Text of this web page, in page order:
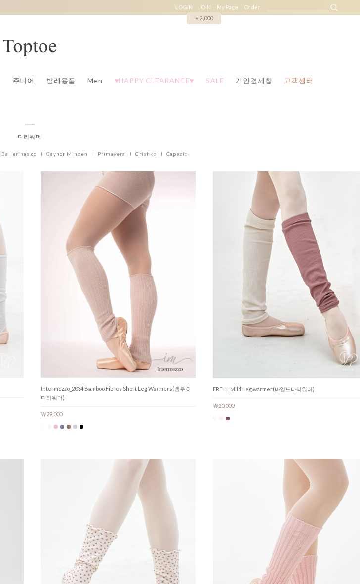
LOGIN
JOIN
+ 2,000
My Page Order
주니어 발레용품 Men ♥HAPPY CLEARANCE♥ SALE 개인결제창 고객센터
다리워머
Ballerinas.co Gaynor Minden Primavera Grishko Capezio
Intermezzo_2034 Bamboo Fibres Short Leg Warmers(뱀부숏
다리워머)
￦29,000
ERELL_Mild Leg warmer(마일드다리워머)
￦20,000